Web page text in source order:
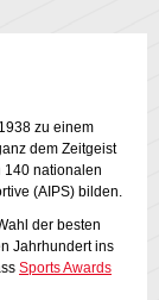
zu einem
dem Zeitgeist
140 nationalen
(AIPS) bilden.
der besten
Jahrhundert ins
Sports Awards